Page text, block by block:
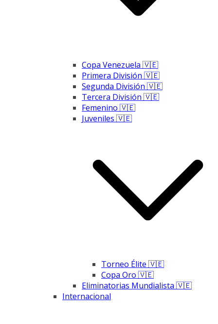
Copa Venezuela 🇻🇪
Primera División 🇻🇪
Segunda División 🇻🇪
Tercera División 🇻🇪
Femenino 🇻🇪
Juveniles 🇻🇪
Torneo Élite 🇻🇪
Copa Oro 🇻🇪
Eliminatorias Mundialista 🇻🇪
Internacional